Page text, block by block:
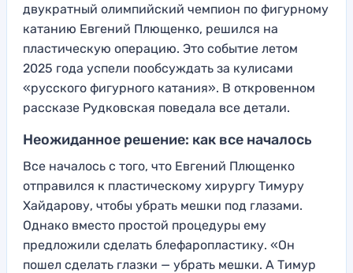
двукратный олимпийский чемпион по фигурному
катанию Евгений Плющенко, решился на
пластическую операцию. Это событие летом
2025 года успели пообсуждать за кулисами
«русского фигурного катания». В откровенном
рассказе Рудковская поведала все детали.
Неожиданное решение: как все началось
Все началось с того, что Евгений Плющенко
отправился к пластическому хирургу Тимуру
Хайдарову, чтобы убрать мешки под глазами.
Однако вместо простой процедуры ему
предложили сделать блефаропластику. «Он
пошел сделать глазки — убрать мешки. А Тимур